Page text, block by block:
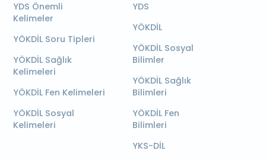
YDS Önemli
Kelimeler
YÖKDİL Soru Tipleri
YÖKDİL Sağlık
Kelimeleri
YÖKDİL Fen Kelimeleri
YÖKDİL Sosyal
Kelimeleri
YDS
YÖKDİL
YÖKDİL Sosyal
Bilimler
YÖKDİL Sağlık
Bilimleri
YÖKDİL Fen
Bilimleri
YKS-DİL